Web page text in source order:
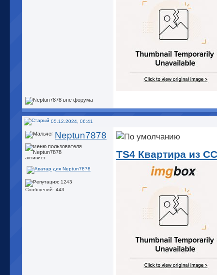
05.12.2024, 06:41
Neptun7878
активист
Сообщений: 443
TS4 Квартира из